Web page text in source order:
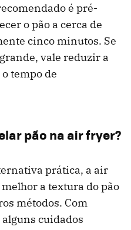
é pré-
o pão a cerca de
cinco minutos. Se
vale reduzir a
tempo de
pão na air fryer?
prática, a air
a textura do pão
métodos. Com
cuidados